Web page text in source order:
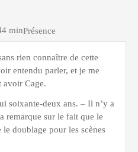
Présence
min
rien connaître de cette
entendu parler, et je me
avoir Cage.
soixante-deux ans. – Il n’y a
remarque sur le fait que le
doublage pour les scènes